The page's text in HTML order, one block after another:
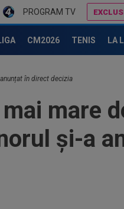
PROGRAM TV
CM2026 TENIS LA
în direct decizia
mare
și-a
de